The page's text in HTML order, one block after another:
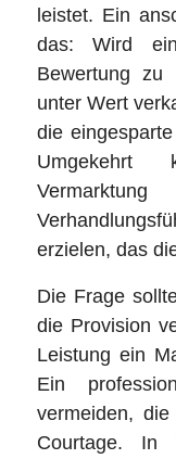
leistet. Ein
das: Wird
Bewertung zu
unter Wert
die
Umgekehrt
erzielen, das
Die Frage
die Provision
Leistung ein
Ein
vermeiden,
Courtage. In